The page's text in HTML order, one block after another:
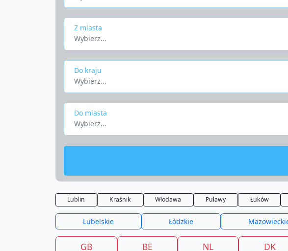
Z miasta
Wybierz...
Do kraju
Wybierz...
Do miasta
Wybierz...
Lublin Kraśnik Włodawa Puławy Łuków
Lubelskie Łódzkie
GB BE NL DK